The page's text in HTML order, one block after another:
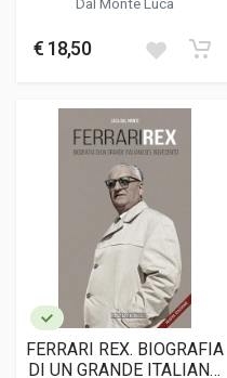
€ 18,50
FERRARI REX. BIOGRAFIA
DI UN GRANDE ITALIANO